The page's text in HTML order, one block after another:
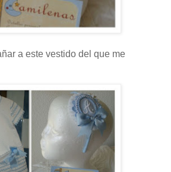
a este vestido del que me